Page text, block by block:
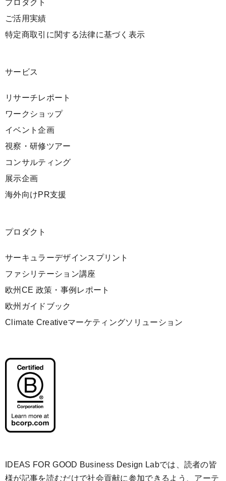
プロダクト
ご活用実績
特定商取引に関する法律に基づく表示
サービス
リサーチレポート
ワークショップ
イベント企画
視察・研修ツアー
コンサルティング
展示企画
海外向けPR支援
プロダクト
サーキュラーデザインスプリント
ファシリテーション講座
欧州CE 政策・事例レポート
欧州ガイドブック
Climate Creativeマーケティングソリューション
IDEAS FOR GOOD Business Design Labでは、読者の皆
様が記事を読むだけで社会貢献に参加できるよう、アーテ